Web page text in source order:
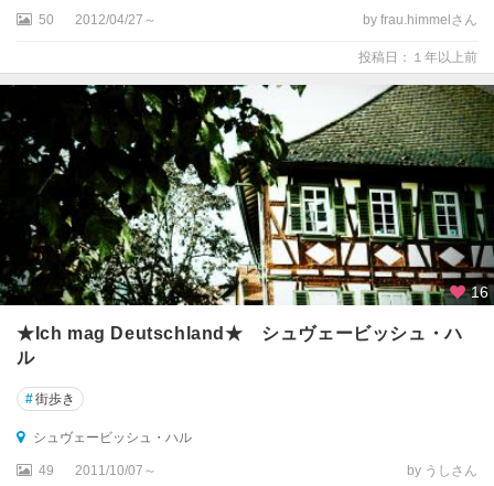
ツ
ル
シ
ー
ン
シ
ュ
ェ
ー
ッ
50 2012/04/27～ by frau.himmelさん
投稿日：１年以上前
16
★Ich mag Deutschland★ シュヴェービッシュ・ハ
ル
#街歩き
シュヴェービッシュ・ハル
49 2011/10/07～ by うしさん